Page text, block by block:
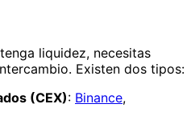
liquidez, necesitas
Existen dos tipos:
(CEX): Binance,